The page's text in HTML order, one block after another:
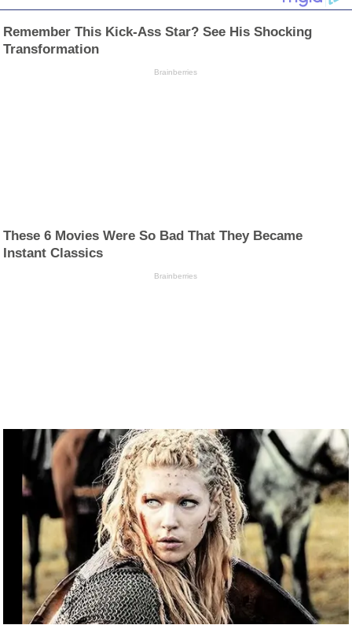
Remember This Kick-Ass Star? See His Shocking
Transformation
Brainberries
These 6 Movies Were So Bad That They Became
Instant Classics
Brainberries